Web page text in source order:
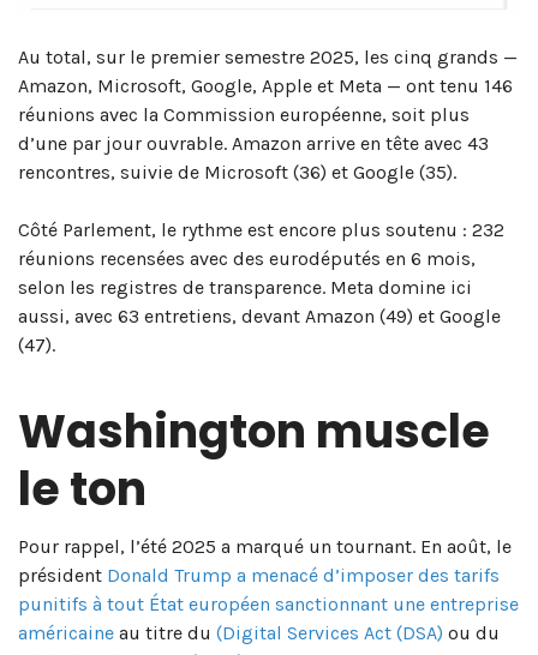
Au total, sur le premier semestre 2025, les cinq grands —
Amazon, Microsoft, Google, Apple et Meta — ont tenu 146
réunions avec la Commission européenne, soit plus
d’une par jour ouvrable. Amazon arrive en tête avec 43
rencontres, suivie de Microsoft (36) et Google (35).
Côté Parlement, le rythme est encore plus soutenu : 232
réunions recensées avec des eurodéputés en 6 mois,
selon les registres de transparence. Meta domine ici
aussi, avec 63 entretiens, devant Amazon (49) et Google
(47).
Washington muscle
le ton
Pour rappel, l’été 2025 a marqué un tournant. En août, le
président Donald Trump a menacé d’imposer des tarifs
punitifs à tout État européen sanctionnant une entreprise
américaine au titre du (Digital Services Act (DSA) ou du